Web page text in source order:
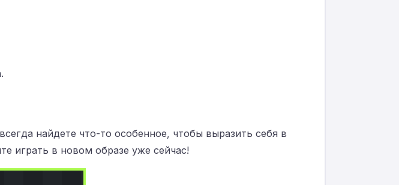
найдете что-то особенное, чтобы выразить себя в
играть в новом образе уже сейчас!